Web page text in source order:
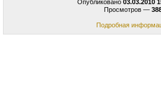
Опубликовано 03.03.2010
Просмотров —
Подробная